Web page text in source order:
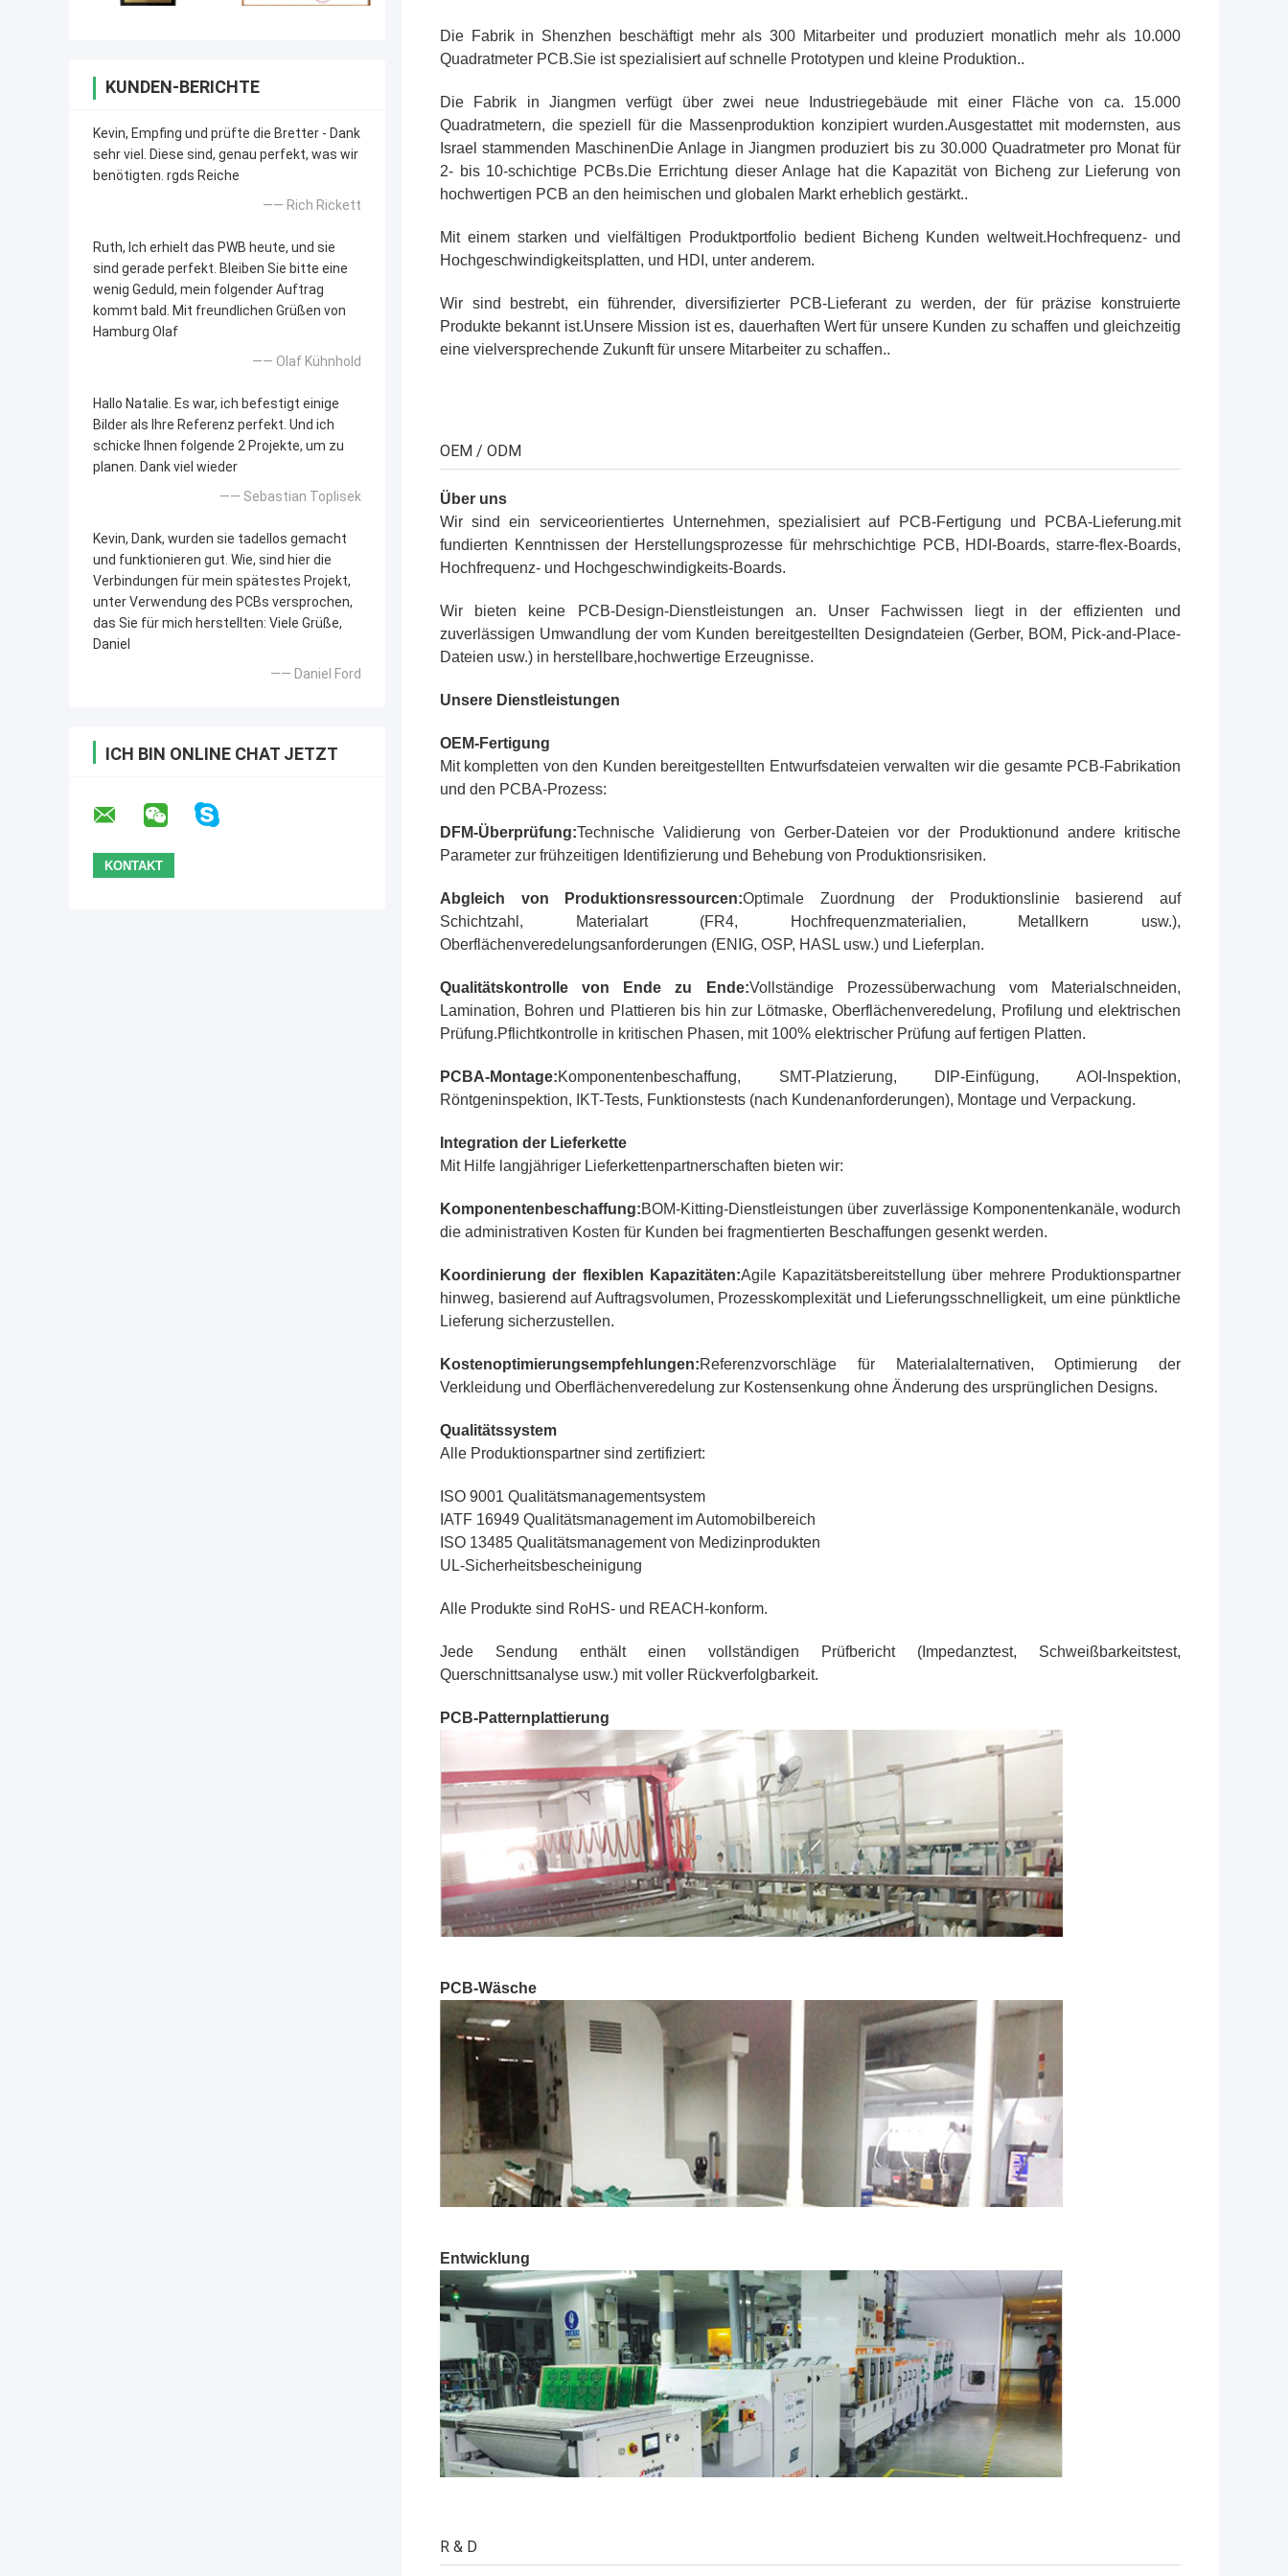
KUNDEN-BERICHTE
Kevin, Empfing und prüfte die Bretter - Dank
sehr viel. Diese sind, genau perfekt, was wir
benötigten. rgds Reiche
—— Rich Rickett
Ruth, Ich erhielt das PWB heute, und sie
sind gerade perfekt. Bleiben Sie bitte eine
wenig Geduld, mein folgender Auftrag
kommt bald. Mit freundlichen Grüßen von
Hamburg Olaf
—— Olaf Kühnhold
Hallo Natalie. Es war, ich befestigt einige
Bilder als Ihre Referenz perfekt. Und ich
schicke Ihnen folgende 2 Projekte, um zu
planen. Dank viel wieder
—— Sebastian Toplisek
Kevin, Dank, wurden sie tadellos gemacht
und funktionieren gut. Wie, sind hier die
Verbindungen für mein spätestes Projekt,
unter Verwendung des PCBs versprochen,
das Sie für mich herstellten: Viele Grüße,
Daniel
—— Daniel Ford
ICH BIN ONLINE CHAT JETZT
Die Fabrik in Shenzhen beschäftigt mehr als 300 Mitarbeiter und produziert monatlich mehr als 10.000
Quadratmeter PCB.Sie ist spezialisiert auf schnelle Prototypen und kleine Produktion..
Die Fabrik in Jiangmen verfügt über zwei neue Industriegebäude mit einer Fläche von ca. 15.000
Quadratmetern, die speziell für die Massenproduktion konzipiert wurden.Ausgestattet mit modernsten, aus
Israel stammenden MaschinenDie Anlage in Jiangmen produziert bis zu 30.000 Quadratmeter pro Monat für
2- bis 10-schichtige PCBs.Die Errichtung dieser Anlage hat die Kapazität von Bicheng zur Lieferung von
hochwertigen PCB an den heimischen und globalen Markt erheblich gestärkt..
Mit einem starken und vielfältigen Produktportfolio bedient Bicheng Kunden weltweit.Hochfrequenz- und
Hochgeschwindigkeitsplatten, und HDI, unter anderem.
Wir sind bestrebt, ein führender, diversifizierter PCB-Lieferant zu werden, der für präzise konstruierte
Produkte bekannt ist.Unsere Mission ist es, dauerhaften Wert für unsere Kunden zu schaffen und gleichzeitig
eine vielversprechende Zukunft für unsere Mitarbeiter zu schaffen..
OEM / ODM
Über uns
Wir sind ein serviceorientiertes Unternehmen, spezialisiert auf PCB-Fertigung und PCBA-Lieferung.mit
fundierten Kenntnissen der Herstellungsprozesse für mehrschichtige PCB, HDI-Boards, starre-flex-Boards,
Hochfrequenz- und Hochgeschwindigkeits-Boards.
Wir bieten keine PCB-Design-Dienstleistungen an. Unser Fachwissen liegt in der effizienten und
zuverlässigen Umwandlung der vom Kunden bereitgestellten Designdateien (Gerber, BOM, Pick-and-Place-
Dateien usw.) in herstellbare,hochwertige Erzeugnisse.
Unsere Dienstleistungen
OEM-Fertigung
Mit kompletten von den Kunden bereitgestellten Entwurfsdateien verwalten wir die gesamte PCB-Fabrikation
und den PCBA-Prozess:
DFM-Überprüfung:Technische Validierung von Gerber-Dateien vor der Produktionund andere kritische
Parameter zur frühzeitigen Identifizierung und Behebung von Produktionsrisiken.
Abgleich von Produktionsressourcen:Optimale Zuordnung der Produktionslinie basierend auf
Schichtzahl, Materialart (FR4, Hochfrequenzmaterialien, Metallkern usw.),
Oberflächenveredelungsanforderungen (ENIG, OSP, HASL usw.) und Lieferplan.
Qualitätskontrolle von Ende zu Ende:Vollständige Prozessüberwachung vom Materialschneiden,
Lamination, Bohren und Plattieren bis hin zur Lötmaske, Oberflächenveredelung, Profilung und elektrischen
Prüfung.Pflichtkontrolle in kritischen Phasen, mit 100% elektrischer Prüfung auf fertigen Platten.
PCBA-Montage:Komponentenbeschaffung, SMT-Platzierung, DIP-Einfügung, AOI-Inspektion,
Röntgeninspektion, IKT-Tests, Funktionstests (nach Kundenanforderungen), Montage und Verpackung.
Integration der Lieferkette
Mit Hilfe langjähriger Lieferkettenpartnerschaften bieten wir:
Komponentenbeschaffung:BOM-Kitting-Dienstleistungen über zuverlässige Komponentenkanäle, wodurch
die administrativen Kosten für Kunden bei fragmentierten Beschaffungen gesenkt werden.
Koordinierung der flexiblen Kapazitäten:Agile Kapazitätsbereitstellung über mehrere Produktionspartner
hinweg, basierend auf Auftragsvolumen, Prozesskomplexität und Lieferungsschnelligkeit, um eine pünktliche
Lieferung sicherzustellen.
Kostenoptimierungsempfehlungen:Referenzvorschläge für Materialalternativen, Optimierung der
Verkleidung und Oberflächenveredelung zur Kostensenkung ohne Änderung des ursprünglichen Designs.
Qualitätssystem
Alle Produktionspartner sind zertifiziert:
ISO 9001 Qualitätsmanagementsystem
IATF 16949 Qualitätsmanagement im Automobilbereich
ISO 13485 Qualitätsmanagement von Medizinprodukten
UL-Sicherheitsbescheinigung
Alle Produkte sind RoHS- und REACH-konform.
Jede Sendung enthält einen vollständigen Prüfbericht (Impedanztest, Schweißbarkeitstest,
Querschnittsanalyse usw.) mit voller Rückverfolgbarkeit.
PCB-Patternplattierung
PCB-Wäsche
Entwicklung
R & D